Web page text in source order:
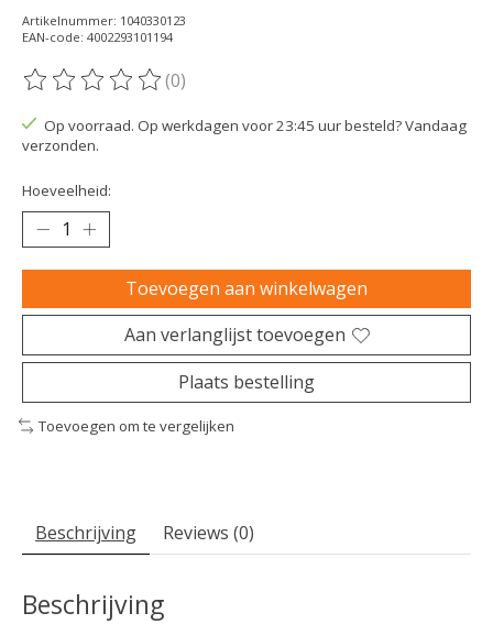
Artikelnummer: 1040330123
EAN-code: 4002293101194
De beoordeling van dit product is
(0)
Op voorraad. Op werkdagen voor 23:45 uur besteld? Vandaag
verzonden.
Hoeveelheid:
Toevoegen aan winkelwagen
Aan verlanglijst toevoegen
Plaats bestelling
Toevoegen om te vergelijken
Beschrijving Reviews (0)
Beschrijving